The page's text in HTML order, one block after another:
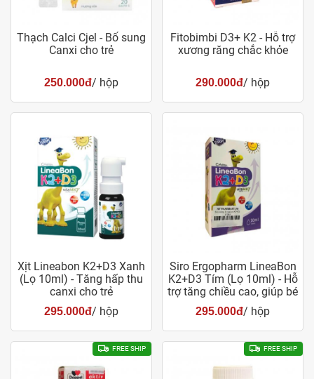
Thạch Calci Cjel - Bổ sung
Canxi cho trẻ
250.000đ/ hộp
Fitobimbi D3+ K2 - Hỗ trợ
xương răng chắc khỏe
290.000đ/ hộp
Xịt Lineabon K2+D3 Xanh
(Lọ 10ml) - Tăng hấp thu
canxi cho trẻ
295.000đ/ hộp
Siro Ergopharm LineaBon
K2+D3 Tím (Lọ 10ml) - Hỗ
trợ tăng chiều cao, giúp bé
khỏe mạnh
295.000đ/ hộp
FREE SHIP FREE SHIP